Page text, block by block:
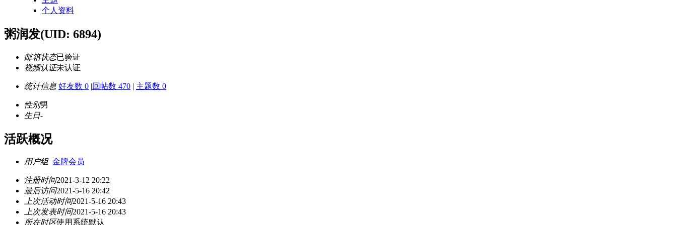
个人资料
粥润发(UID: 6894)
邮箱状态已验证
视频认证未认证
统计信息 好友数 0 |回帖数 470 | 主题数 0
性别男
生日-
活跃概况
用户组 金牌会员
注册时间2021-3-12 20:22
最后访问2021-5-16 20:42
上次活动时间2021-5-16 20:43
上次发表时间2021-5-16 20:43
所在时区使用系统默认